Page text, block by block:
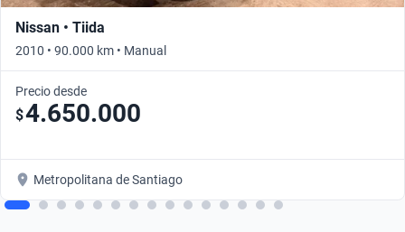
Nissan • Tiida
2010 • 90.000 km • Manual
Precio desde
$4.650.000
Metropolitana de Santiago